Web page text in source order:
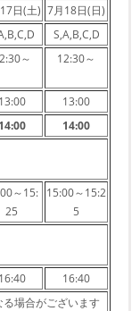
日(土) 7月18日(日)
S,A,B,C,D
～ 12:30～
13:00
13:00
14:00
14:00
～15:
25
15:00～15:2
5
16:40
16:40
場合がございます